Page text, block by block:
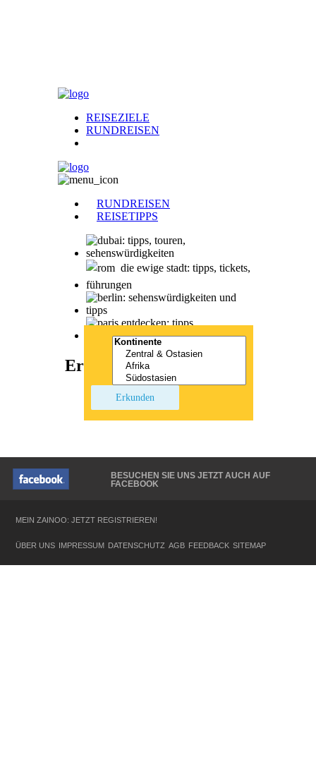
BESUCHEN SIE UNS JETZT AUCH AUF
FACEBOOK
MEIN ZAINOO: JETZT REGISTRIEREN!
ÜBER UNS IMPRESSUM DATENSCHUTZ AGB FEEDBACK SITEMAP